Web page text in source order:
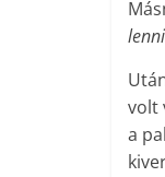
volt
a